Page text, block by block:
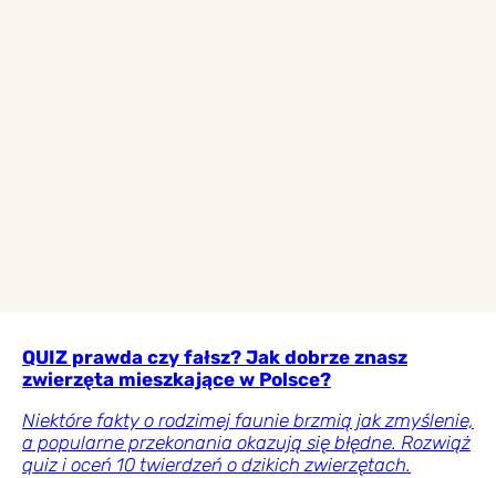
QUIZ prawda czy fałsz? Jak dobrze znasz
zwierzęta mieszkające w Polsce?
Niektóre fakty o rodzimej faunie brzmią jak zmyślenie,
a popularne przekonania okazują się błędne. Rozwiąż
quiz i oceń 10 twierdzeń o dzikich zwierzętach.